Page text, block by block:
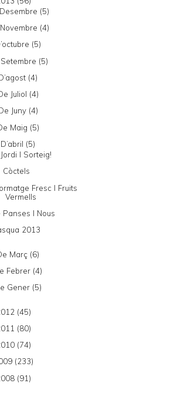
(5)
(4)
(5)
(5)
(4)
Juliol (4)
Juny (4)
Maig (5)
D’abril (5)
I Sorteig!
Còctels
Fresc I Fruits
Vermells
Panses I Nous
2013
Març (6)
Febrer (4)
Gener (5)
(45)
(80)
(74)
(233)
(91)